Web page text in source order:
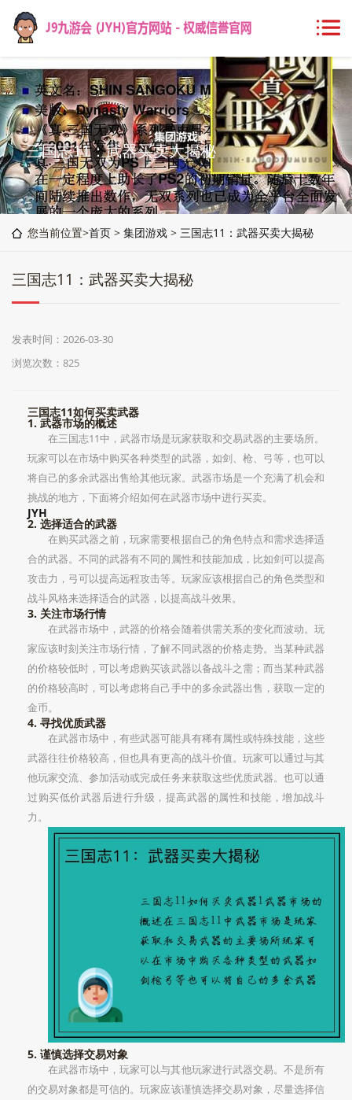
三国志11：武器买卖大揭秘
您当前位置>首页 > 集团游戏 > 三国志11：武器买卖大揭秘
三国志11：武器买卖大揭秘
发表时间：2026-03-30
浏览次数：825
三国志11如何买卖武器
1. 武器市场的概述
在三国志11中，武器市场是玩家获取和交易武器的主要场所。
玩家可以在市场中购买各种类型的武器，如剑、枪、弓等，也可以
将自己的多余武器出售给其他玩家。武器市场是一个充满了机会和
挑战的地方，下面将介绍如何在武器市场中进行买卖。
JYH
2. 选择适合的武器
在购买武器之前，玩家需要根据自己的角色特点和需求选择适
合的武器。不同的武器有不同的属性和技能加成，比如剑可以提高
攻击力，弓可以提高远程攻击等。玩家应该根据自己的角色类型和
战斗风格来选择适合的武器，以提高战斗效果。
3. 关注市场行情
在武器市场中，武器的价格会随着供需关系的变化而波动。玩
家应该时刻关注市场行情，了解不同武器的价格走势。当某种武器
的价格较低时，可以考虑购买该武器以备战斗之需；而当某种武器
的价格较高时，可以考虑将自己手中的多余武器出售，获取一定的
金币。
4. 寻找优质武器
在武器市场中，有些武器可能具有稀有属性或特殊技能，这些
武器往往价格较高，但也具有更高的战斗价值。玩家可以通过与其
他玩家交流、参加活动或完成任务来获取这些优质武器。也可以通
过购买低价武器后进行升级，提高武器的属性和技能，增加战斗
力。
5. 谨慎选择交易对象
在武器市场中，玩家可以与其他玩家进行武器交易。不是所有
的交易对象都是可信的。玩家应该谨慎选择交易对象，尽量选择信